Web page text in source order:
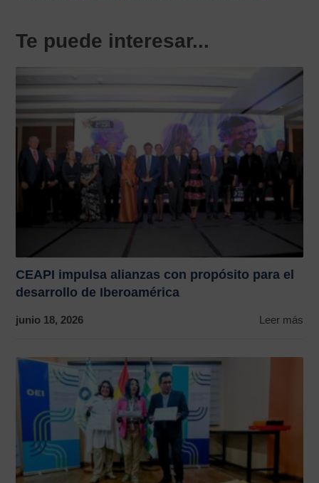
Te puede interesar...
CEAPI impulsa alianzas con propósito para el
desarrollo de Iberoamérica
junio 18, 2026 Leer más